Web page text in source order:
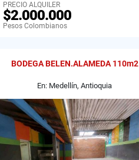
PRECIO ALQUILER
$2.000.000
Pesos Colombianos
BODEGA BELEN.ALAMEDA 110m2
En: Medellín, Antioquia